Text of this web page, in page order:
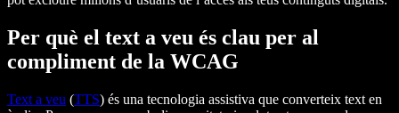
Per què el text a veu és clau per al
compliment de la WCAG
Text a veu (TTS) és una tecnologia assistiva que converteix text en